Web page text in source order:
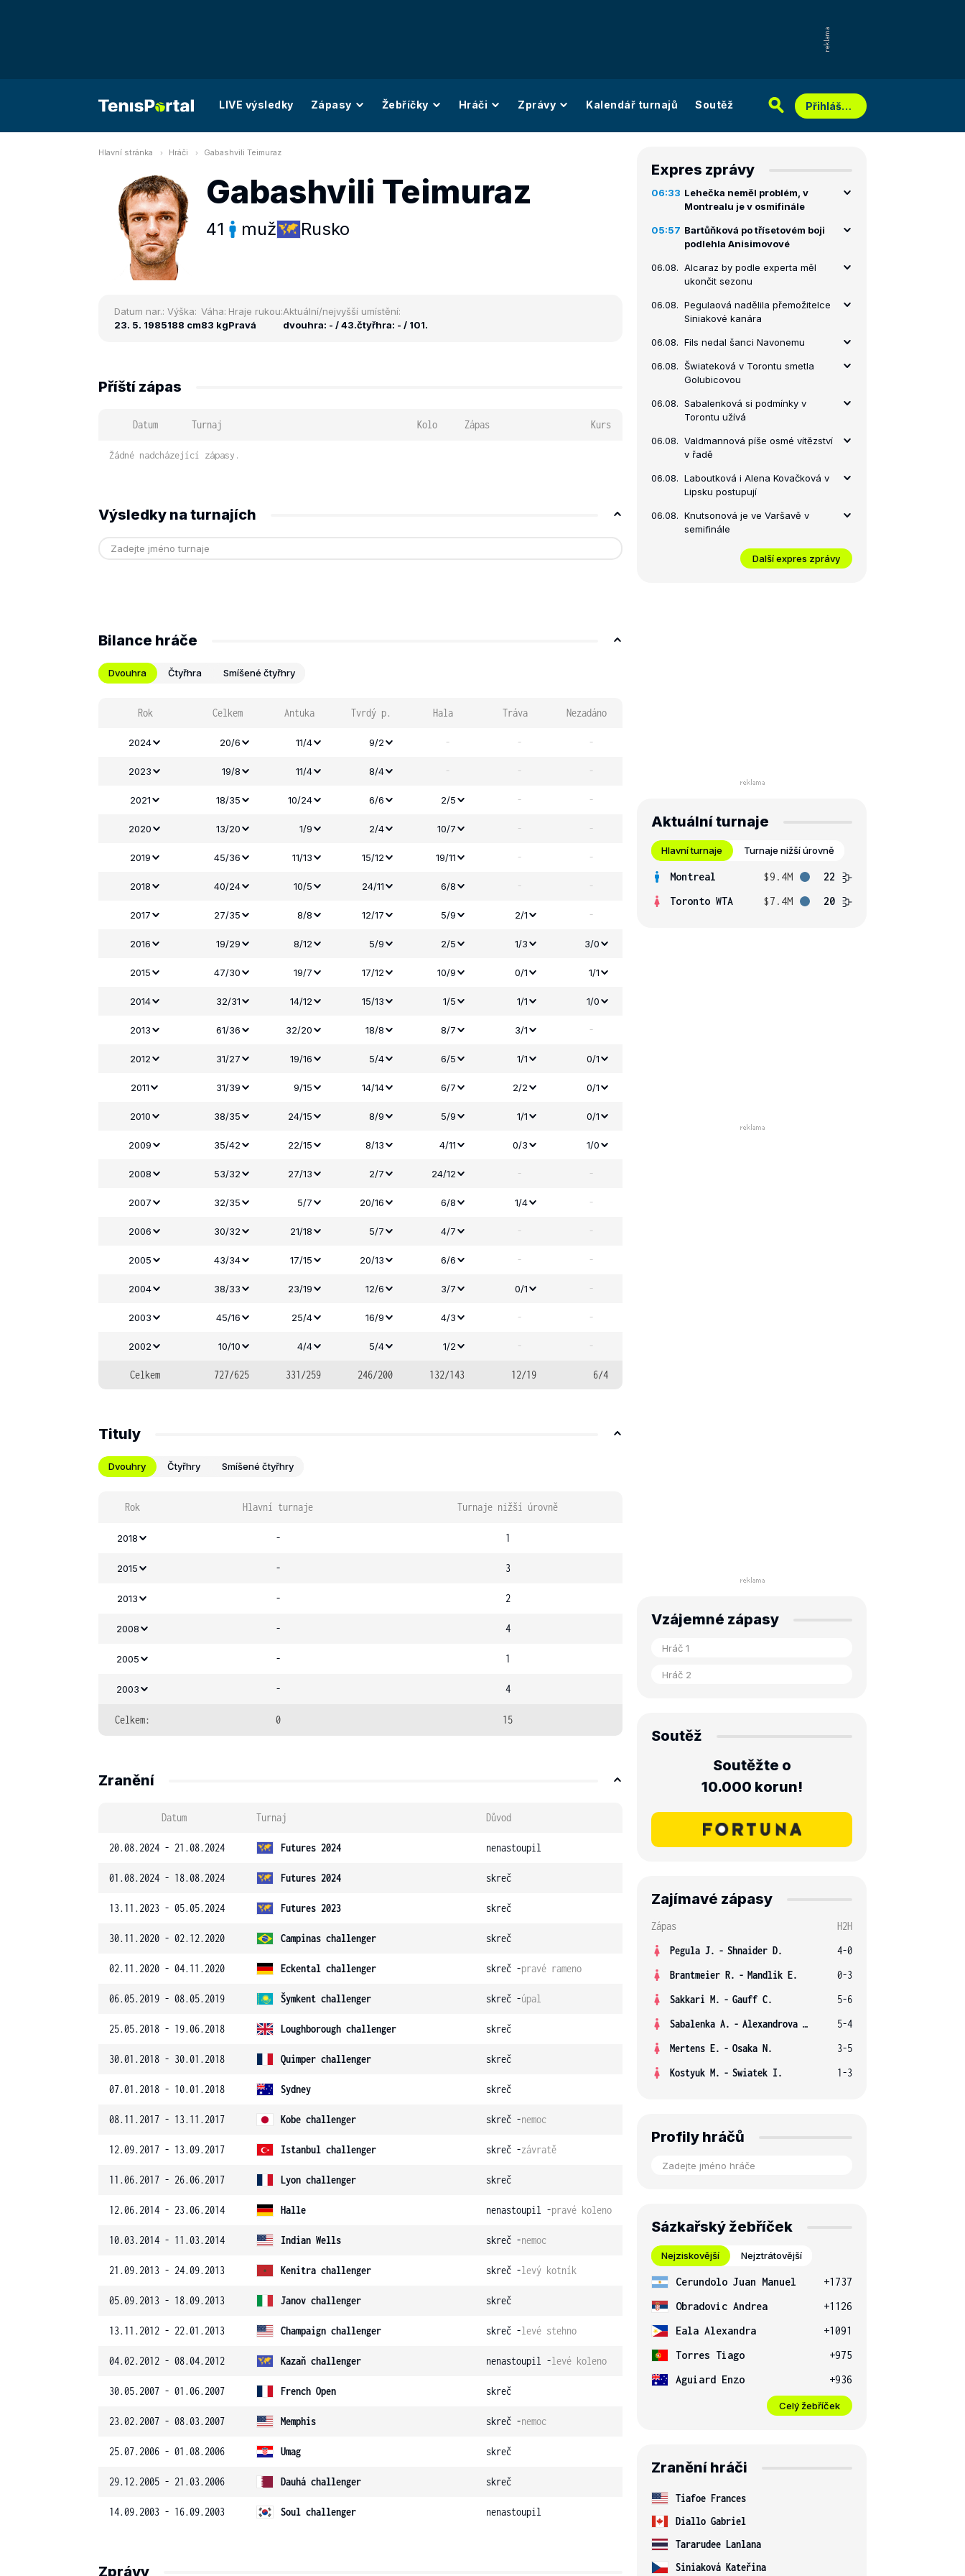
LIVE výsledky Zápasy Žebříčky Hráči Zprávy Kalendář turnajů Soutěž Přihlášení
Hlavní stránka Hráči Gabashvili Teimuraz
Gabashvili Teimuraz
41 muž Rusko
Datum nar.:
23. 5. 1985
Výška:
188 cm
Váha:
83 kg
Hraje rukou:
Pravá
Aktuální/nejvyšší umístění:
dvouhra: - / 43.čtyřhra: - / 101.
Příští zápas
Datum Turnaj Kolo Zápas Kurs
Žádné nadcházející zápasy.
Výsledky na turnajích
Bilance hráče
Dvouhra Čtyřhra Smíšené čtyřhry
Rok Celkem Antuka Tvrdý p. Hala Tráva Nezadáno
2024 20/6 11/4 9/2 - - -
2023 19/8 11/4 8/4 - - -
2021 18/35 10/24 6/6 2/5 - -
2020 13/20 1/9 2/4 10/7 - -
2019 45/36 11/13 15/12 19/11 - -
2018 40/24 10/5 24/11 6/8 - -
2017 27/35 8/8 12/17 5/9 2/1 -
2016 19/29 8/12 5/9 2/5 1/3 3/0
2015 47/30 19/7 17/12 10/9 0/1 1/1
2014 32/31 14/12 15/13 1/5 1/1 1/0
2013 61/36 32/20 18/8 8/7 3/1 -
2012 31/27 19/16 5/4 6/5 1/1 0/1
2011 31/39 9/15 14/14 6/7 2/2 0/1
2010 38/35 24/15 8/9 5/9 1/1 0/1
2009 35/42 22/15 8/13 4/11 0/3 1/0
2008 53/32 27/13 2/7 24/12 - -
2007 32/35 5/7 20/16 6/8 1/4 -
2006 30/32 21/18 5/7 4/7 - -
2005 43/34 17/15 20/13 6/6 - -
2004 38/33 23/19 12/6 3/7 0/1 -
2003 45/16 25/4 16/9 4/3 - -
2002 10/10 4/4 5/4 1/2 - -
Celkem 727/625 331/259 246/200 132/143 12/19 6/4
Tituly
Dvouhry Čtyřhry Smíšené čtyřhry
Rok Hlavní turnaje Turnaje nižší úrovně
2018 - 1
2015 - 3
2013 - 2
2008 - 4
2005 - 1
2003 - 4
Celkem: 0 15
Zranění
Datum Turnaj Důvod
20.08.2024 - 21.08.2024 Futures 2024 nenastoupil
01.08.2024 - 18.08.2024 Futures 2024 skreč
13.11.2023 - 05.05.2024 Futures 2023 skreč
30.11.2020 - 02.12.2020 Campinas challenger skreč
02.11.2020 - 04.11.2020 Eckental challenger skreč -pravé rameno
06.05.2019 - 08.05.2019 Šymkent challenger skreč -úpal
25.05.2018 - 19.06.2018 Loughborough challenger skreč
30.01.2018 - 30.01.2018 Quimper challenger skreč
07.01.2018 - 10.01.2018 Sydney skreč
08.11.2017 - 13.11.2017 Kobe challenger skreč -nemoc
12.09.2017 - 13.09.2017 Istanbul challenger skreč -závratě
11.06.2017 - 26.06.2017 Lyon challenger skreč
12.06.2014 - 23.06.2014 Halle nenastoupil -pravé koleno
10.03.2014 - 11.03.2014 Indian Wells skreč -nemoc
21.09.2013 - 24.09.2013 Kenitra challenger skreč -levý kotník
05.09.2013 - 18.09.2013 Janov challenger skreč
13.11.2012 - 22.01.2013 Champaign challenger skreč -levé stehno
04.02.2012 - 08.04.2012 Kazaň challenger nenastoupil -levé koleno
30.05.2007 - 01.06.2007 French Open skreč
23.02.2007 - 08.03.2007 Memphis skreč -nemoc
25.07.2006 - 01.08.2006 Umag skreč
29.12.2005 - 21.03.2006 Dauhá challenger skreč
14.09.2003 - 16.09.2003 Soul challenger nenastoupil
Zprávy
Expres zprávy
06:33 Lehečka neměl problém, v
Montrealu je v osmifinále
05:57 Bartůňková po třísetovém boji
podlehla Anisimovové
06.08. Alcaraz by podle experta měl
ukončit sezonu
06.08. Pegulaová nadělila přemožitelce
Siniakové kanára
06.08. Fils nedal šanci Navonemu
06.08. Šwiateková v Torontu smetla
Golubicovou
06.08. Sabalenková si podmínky v
Torontu užívá
06.08. Valdmannová píše osmé vítězství
v řadě
06.08. Laboutková i Alena Kovačková v
Lipsku postupují
06.08. Knutsonová je ve Varšavě v
semifinále
Další expres zprávy
Aktuální turnaje
Hlavní turnaje Turnaje nižší úrovně
Montreal $9.4M
22
Toronto WTA
$7.4M 20
Vzájemné zápasy
Soutěž
Soutěžte o
10.000 korun!
Zajímavé zápasy
Zápas
H2H
Pegula J. - Shnaider D.
4-0
Brantmeier R. - Mandlik E.
0-3
Sakkari M. - Gauff C.
5-6
Sabalenka A. - Alexandrova E.
5-4
Mertens E. - Osaka N.
3-5
Kostyuk M. - Swiatek I. 1-3
Profily hráčů
Sázkařský žebříček
Nejziskovější Nejztrátovější
Cerundolo Juan Manuel
+1737
Obradovic Andrea
+1126
Eala Alexandra
+1091
Torres Tiago
+975
Aguiard Enzo
+936
Celý žebříček
Zranění hráči
Tiafoe Frances
Diallo Gabriel
Tararudee Lanlana
Siniaková Kateřina